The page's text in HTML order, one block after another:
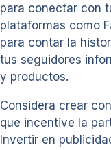
para conectar con
plataformas como
para contar la
tus seguidores
y productos.
Considera crear
que incentive la
Invertir en